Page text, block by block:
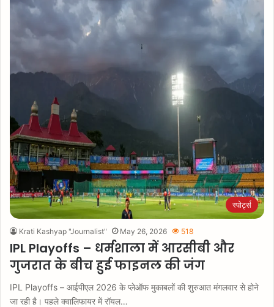
स्पोर्ट्स
Krati Kashyap "Journalist" May 26, 2026 518
IPL Playoffs – धर्मशाला में आरसीबी और
गुजरात के बीच हुई फाइनल की जंग
IPL Playoffs – आईपीएल 2026 के प्लेऑफ मुकाबलों की शुरुआत मंगलवार से होने
जा रही है। पहले क्वालिफायर में रॉयल…